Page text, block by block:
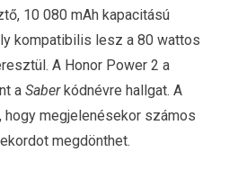
10 080 mAh kapacitású
kompatibilis lesz a 80 wattos
A Honor Power 2 a
a Saberkódnévre hallgat. A
megjelenésekor számos
megdönthet.